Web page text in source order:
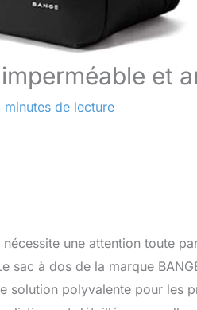
et
minutes de lecture
une attention toute
sac à dos de la marque
solution polyvalente pour les